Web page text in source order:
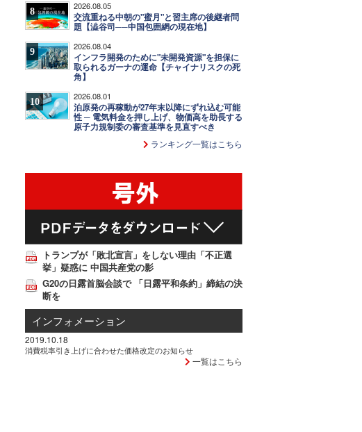
8 2026.08.05
交流重ねる中朝の"蜜月"と習主席の後継者問
題【澁谷司──中国包囲網の現在地】
9 2026.08.04
インフラ開発のために"未開発資源"を担保に
取られるガーナの運命【チャイナリスクの死
角】
10 2026.08.01
泊原発の再稼動が27年末以降にずれ込む可能
性 ─ 電気料金を押し上げ、物価高を助長する
原子力規制委の審査基準を見直すべき
ランキング一覧はこちら
トランプが「敗北宣言」をしない理由「不正選
挙」疑惑に 中国共産党の影
G20の日露首脳会談で 「日露平和条約」締結の決
断を
インフォメーション
2019.10.18
消費税率引き上げに合わせた価格改定のお知らせ
一覧はこちら